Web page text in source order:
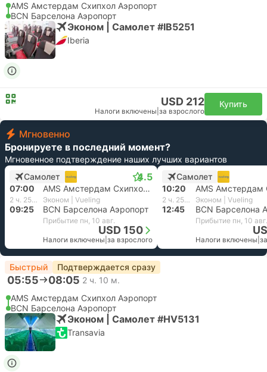
AMS Амстердам Cхипхол Аэропорт
BCN Барселона Аэропорт
Эконом | Самолет #IB5251
Iberia
USD 212
Налоги включены за взрослого
Купить
Мгновенно
Бронируете в последний момент?
Мгновенное подтверждение наших лучших вариантов
Самолет
4.5
07:00 AMS Амстердам Cхипхол Аэропорт
2 ч. 25 м. Эконом | Vueling
09:25 BCN Барселона Аэропорт
Прибытие пн, 10 авг.
USD 150
Налоги включены за взрослого
Самолет
10:20
2 ч. 25 м. Эконом | Vueling
12:45 BCN Барселона
Прибытие пн, 10 авг.
Налоги включены
Быстрый Подтверждается сразу
05:55 08:05 2 ч. 10 м.
AMS Амстердам Cхипхол Аэропорт
BCN Барселона Аэропорт
Эконом | Самолет #HV5131
Transavia